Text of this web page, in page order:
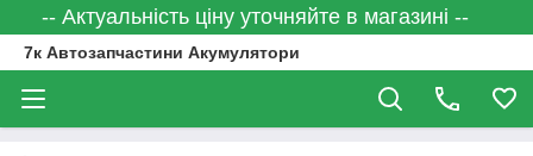
-- Актуальність ціну уточняйте в магазині --
7к Автозапчастини Акумулятори